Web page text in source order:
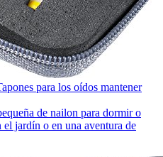
para los oídos mantener
de nailon para dormir o
jardín o en una aventura de